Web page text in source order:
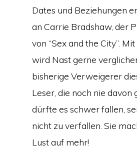
Dates und Beziehungen
an Carrie Bradshaw, der
von “Sex and the City”.
wird Nast gerne
bisherige Verweigerer
Leser, die noch nie davon
dürfte es schwer fallen,
nicht zu verfallen. Sie
Lust auf mehr!